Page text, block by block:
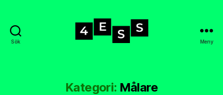
Sök Meny
Kategori: Målare